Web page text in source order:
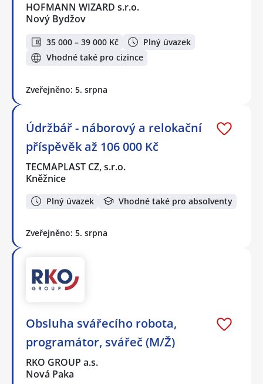
HOFMANN WIZARD s.r.o.
Nový Bydžov
35 000 – 39 000 Kč
Plný úvazek
Vhodné také pro cizince
Zveřejněno: 5. srpna
Údržbář - náborový a relokační
příspěvěk až 106 000 Kč
TECMAPLAST CZ, s.r.o.
Kněžnice
Plný úvazek Vhodné také pro absolventy
Zveřejněno: 5. srpna
Obsluha svářecího robota,
programátor, svářeč (M/Ž)
RKO GROUP a.s.
Nová Paka